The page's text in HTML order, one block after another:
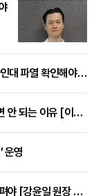
무릎 통증 가라앉았는데 자꾸 '휘청'...전·후방십자인대 파열 확인해야 [곽우경 원장 칼럼]
팔 들기 어려운 오십견, 통증 줄었다고 운동 멈추면 안 되는 이유 [이병욱 원장 칼럼]
운영
손발 다한증 보톡스, 시술 전 원인과 적용 범위 살펴야 [강윤일 원장 칼럼]